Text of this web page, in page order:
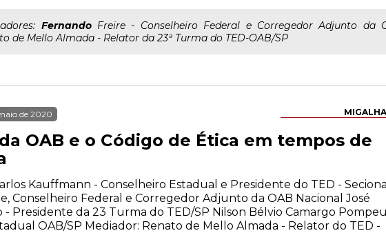
FernandoFreire - Conselheiro Federal e Corregedor Adjunto da
de Mello Almada - Relator da 23ª Turma do TED-OAB/SP
de 2020
OAB e o Código de Ética em tempos de
Kauffmann - Conselheiro Estadual e Presidente do TED -
Conselheiro Federal e Corregedor Adjunto da OAB Nacional José
Presidente da 23 Turma do TED/SP Nilson Bélvio Camargo
OAB/SP Mediador: Renato de Mello Almada - Relator do TED -